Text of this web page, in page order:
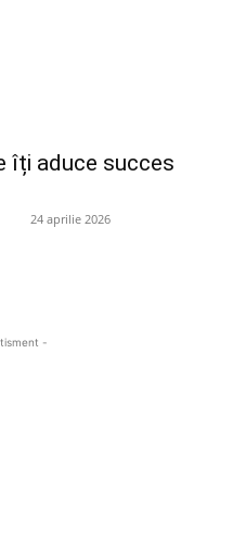
îți aduce succes
24 aprilie 2026
-